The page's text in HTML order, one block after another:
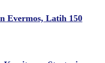
Evermos, Latih 150